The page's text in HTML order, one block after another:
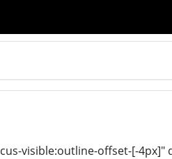
visible:outline-offset-[-4px]"